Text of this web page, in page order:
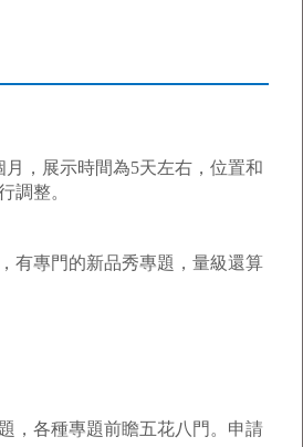
，展示時間為5天左右，位置和
調整。
有專門的新品秀專題，量級還算
，各種專題前瞻五花八門。申請